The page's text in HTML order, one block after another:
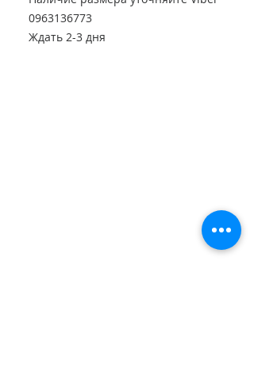
0963136773
Ждать 2-3 дня